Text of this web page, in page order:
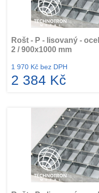
Rošt - P - lisovaný -
2 / 900x1000 mm
1 970 Kč bez DPH
2 384 Kč